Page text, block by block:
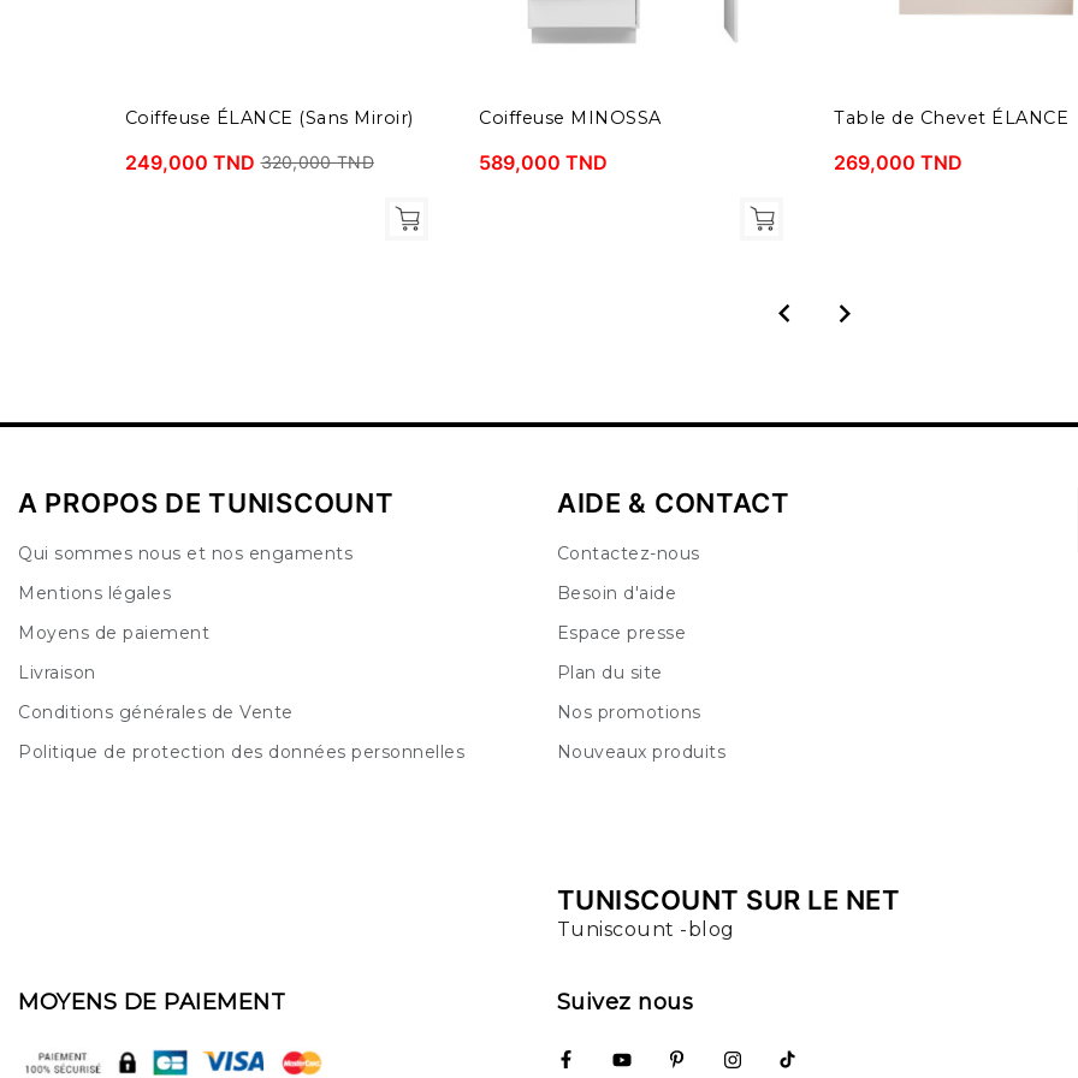
Coiffeuse ÉLANCE (Sans Miroir)
249,000 TND 320,000 TND
Coiffeuse MINOSSA
589,000 TND
Table de Chevet ÉLANCE
269,000 TND
 
A PROPOS DE TUNISCOUNT
Qui sommes nous et nos engaments
Mentions légales
Moyens de paiement
Livraison
Conditions générales de Vente
Politique de protection des données personnelles
AIDE & CONTACT
Contactez-nous
Besoin d'aide
Espace presse
Plan du site
Nos promotions
Nouveaux produits
TUNISCOUNT SUR LE NET
Tuniscount -blog
MOYENS DE PAIEMENT Suivez nous